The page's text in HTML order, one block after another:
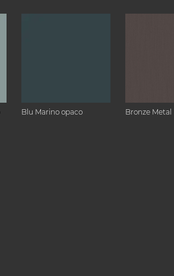
Blu Marino opaco Bronze Metal